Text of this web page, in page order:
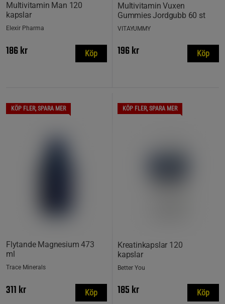
Multivitamin Man 120
kapslar
Elexir Pharma
186 kr Köp
Multivitamin Vuxen
Gummies Jordgubb 60 st
VITAYUMMY
196 kr Köp
KÖP FLER, SPARA MER
Flytande Magnesium 473
ml
Trace Minerals
311 kr Köp
KÖP FLER, SPARA MER
Kreatinkapslar 120
kapslar
Better You
185 kr Köp